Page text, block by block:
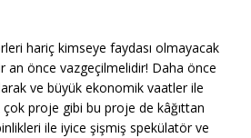
hariç kimseye faydası olmayacak
an önce vazgeçilmelidir! Daha önce
ve büyük ekonomik vaatler ile
çok proje gibi bu proje de kâğıttan
ile iyice şişmiş spekülatör ve